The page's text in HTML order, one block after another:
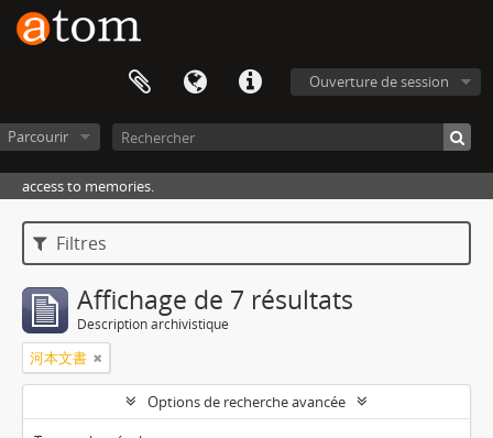
Ouverture de session
Parcourir
access to memories.
Filtres
Affichage de 7 résultats
Description archivistique
河本文書
Options de recherche avancée